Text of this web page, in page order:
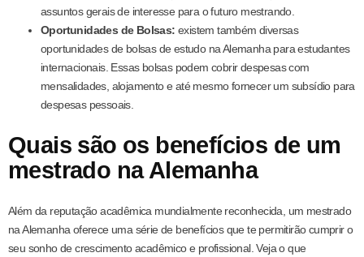
assuntos gerais de interesse para o futuro mestrando.
Oportunidades de Bolsas: existem também diversas
oportunidades de bolsas de estudo na Alemanha para estudantes
internacionais. Essas bolsas podem cobrir despesas com
mensalidades, alojamento e até mesmo fornecer um subsídio para
despesas pessoais.
Quais são os benefícios de um
mestrado na Alemanha
Além da reputação acadêmica mundialmente reconhecida, um mestrado
na Alemanha oferece uma série de benefícios que te permitirão cumprir o
seu sonho de crescimento acadêmico e profissional. Veja o que